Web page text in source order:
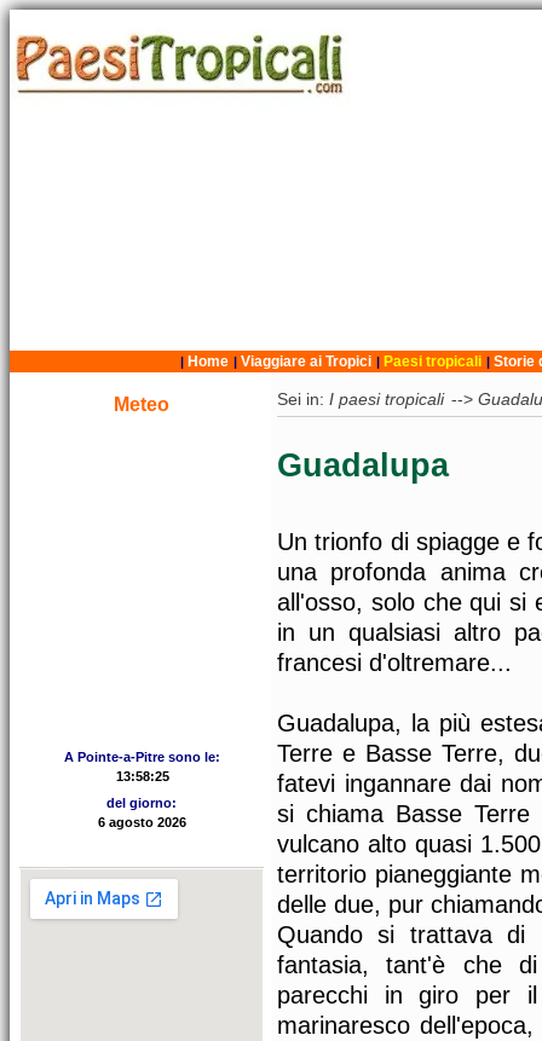
| Home | Viaggiare ai Tropici | Paesi tropicali | Storie
Meteo
A Pointe-a-Pitre sono le:
del giorno:
Sei in: I paesi tropicali -->
Guadalupa
Un trionfo di spiagge e
una profonda anima
all'osso, solo che qui si
in un qualsiasi altro
francesi d'oltremare...
Guadalupa, la più
Terre e Basse Terre,
fatevi ingannare dai
si chiama Basse
vulcano alto quasi
territorio pianeggiante
delle due, pur
Quando si trattava di
fantasia, tant'è che
parecchi in giro per
marinaresco